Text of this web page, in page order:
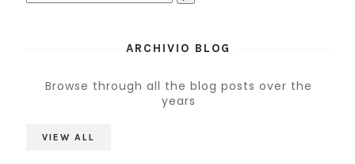
ARCHIVIO BLOG
Browse through all the blog posts over the
years
VIEW ALL